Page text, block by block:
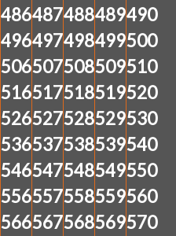
486487488489490
496497498499500
506507508509510
516517518519520
526527528529530
536537538539540
546547548549550
556557558559560
566567568569570